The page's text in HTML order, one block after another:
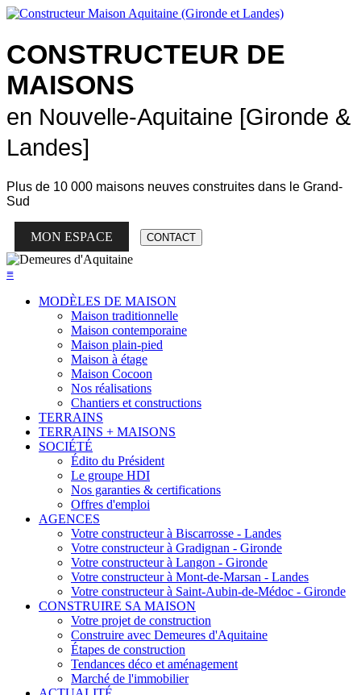
CONSTRUCTEUR DE
MAISONS
en Nouvelle-Aquitaine [Gironde &
Landes]
Plus de 10 000 maisons neuves construites dans le Grand-
Sud
MON ESPACE CONTACT
≡
MODÈLES DE MAISON
Maison traditionnelle
Maison contemporaine
Maison plain-pied
Maison à étage
Maison Cocoon
Nos réalisations
Chantiers et constructions
TERRAINS
TERRAINS + MAISONS
SOCIÉTÉ
Édito du Président
Le groupe HDI
Nos garanties & certifications
Offres d'emploi
AGENCES
Votre constructeur à Biscarrosse - Landes
Votre constructeur à Gradignan - Gironde
Votre constructeur à Langon - Gironde
Votre constructeur à Mont-de-Marsan - Landes
Votre constructeur à Saint-Aubin-de-Médoc - Gironde
CONSTRUIRE SA MAISON
Votre projet de construction
Construire avec Demeures d'Aquitaine
Étapes de construction
Tendances déco et aménagement
Marché de l'immobilier